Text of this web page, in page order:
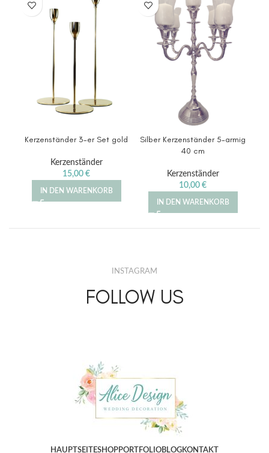
Kerzenständer 3-er Set gold
Kerzenständer
15,00 €
IN DEN WARENKORB
Silber Kerzenständer 5-armig
40 cm
Kerzenständer
10,00 €
IN DEN WARENKORB
INSTAGRAM
FOLLOW US
HAUPTSEITESHOPPORTFOLIOBLOGKONTAKT